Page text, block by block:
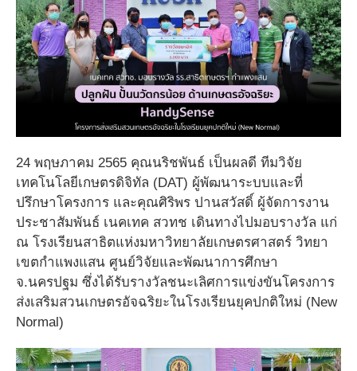
24 พฤษภาคม 2565 คุณนริชพันธ์ เป็นผลดี ทีมวิจัย
เทคโนโลยีเกษตรดิจิทัล (DAT) ผู้พัฒนาระบบและที่
ปรึกษาโครงการ และคุณศิริพร ปานสวัสดิ์ ผู้จัดการงาน
ประชาสัมพันธ์ เนคเทค สวทช เดินทางไปมอบรางวัล แก่
ณ โรงเรียนสาธิตแห่งมหาวิทยาลัยเกษตรศาสตร์ วิทยา
เขตกําแพงแสน ศูนย์วิจัยและพัฒนาการศึกษา
จ.นครปฐม ซึ่งได้รับรางวัลชนะเลิศการแข่งขันโครงการ
ส่งเสริมสวนเกษตรอัจฉริยะในโรงเรียนยุคปกติใหม่ (New
Normal)